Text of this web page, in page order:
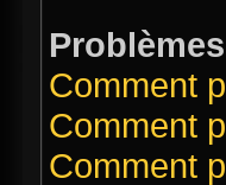
Comment
Comment
Comment